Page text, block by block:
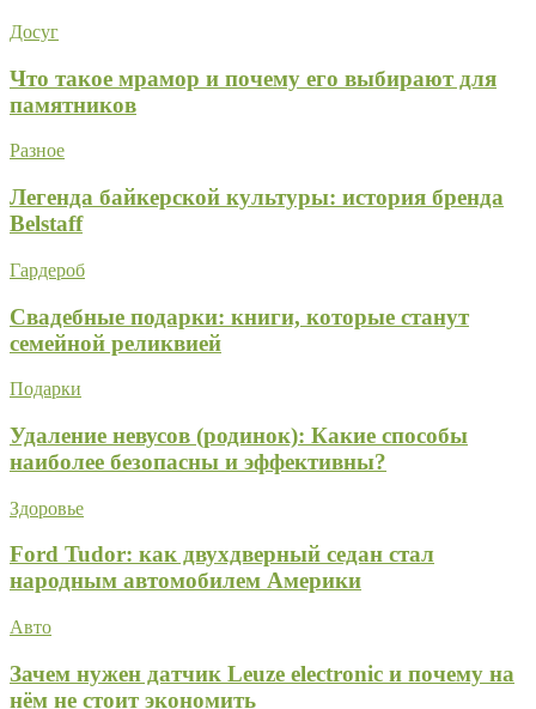
Досуг
Что такое мрамор и почему его выбирают для
памятников
Разное
Легенда байкерской культуры: история бренда
Belstaff
Гардероб
Свадебные подарки: книги, которые станут
семейной реликвией
Подарки
Удаление невусов (родинок): Какие способы
наиболее безопасны и эффективны?
Здоровье
Ford Tudor: как двухдверный седан стал
народным автомобилем Америки
Авто
Зачем нужен датчик Leuze electronic и почему на
нём не стоит экономить